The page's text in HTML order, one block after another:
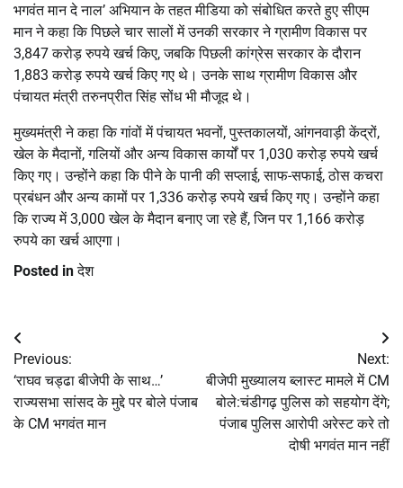
भगवंत मान दे नाल’ अभियान के तहत मीडिया को संबोधित करते हुए सीएम
मान ने कहा कि पिछले चार सालों में उनकी सरकार ने ग्रामीण विकास पर
3,847 करोड़ रुपये खर्च किए, जबकि पिछली कांग्रेस सरकार के दौरान
1,883 करोड़ रुपये खर्च किए गए थे। उनके साथ ग्रामीण विकास और
पंचायत मंत्री तरुनप्रीत सिंह सोंध भी मौजूद थे।
मुख्यमंत्री ने कहा कि गांवों में पंचायत भवनों, पुस्तकालयों, आंगनवाड़ी केंद्रों,
खेल के मैदानों, गलियों और अन्य विकास कार्यों पर 1,030 करोड़ रुपये खर्च
किए गए। उन्होंने कहा कि पीने के पानी की सप्लाई, साफ-सफाई, ठोस कचरा
प्रबंधन और अन्य कामों पर 1,336 करोड़ रुपये खर्च किए गए। उन्होंने कहा
कि राज्य में 3,000 खेल के मैदान बनाए जा रहे हैं, जिन पर 1,166 करोड़
रुपये का खर्च आएगा।
Posted inदेश
Post
navigation
Previous:
‘राघव चड्ढा बीजेपी के साथ…’
राज्यसभा सांसद के मुद्दे पर बोले पंजाब
के CM भगवंत मान
Next:
बीजेपी मुख्यालय ब्लास्ट मामले में CM
बोले:चंडीगढ़ पुलिस को सहयोग देंगे;
पंजाब पुलिस आरोपी अरेस्ट करे तो
दोषी भगवंत मान नहीं